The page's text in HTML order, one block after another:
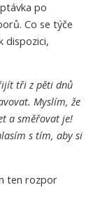
po
Co se týče
dispozici,
tři z pěti dnů
Myslím, že
a směřovat je!
s tím, aby si
ten rozpor